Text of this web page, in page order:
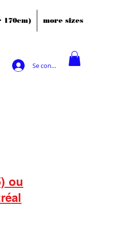
170cm) more sizes
Se connecter
ou